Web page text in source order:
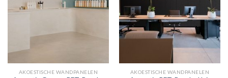
AKOESTISCHE WANDPANELEN AKOESTISCHE WANDPANELEN